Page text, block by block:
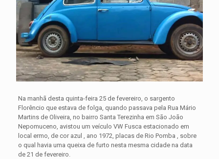
Na manhã desta quinta-feira 25 de fevereiro, o sargento
Florêncio que estava de folga, quando passava pela Rua Mário
Martins de Oliveira, no bairro Santa Terezinha em São João
Nepomuceno, avistou um veículo VW Fusca estacionado em
local ermo, de cor azul , ano 1972, placas de Rio Pomba , sobre
o qual havia uma queixa de furto nesta mesma cidade na data
de 21 de fevereiro.